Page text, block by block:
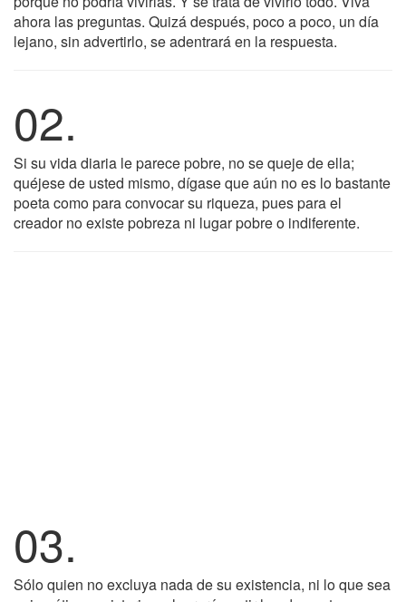
ahora las preguntas. Quizá después, poco a poco, un día
lejano, sin advertirlo, se adentrará en la respuesta.
02.
Si su vida diaria le parece pobre, no se queje de ella;
quéjese de usted mismo, dígase que aún no es lo bastante
poeta como para convocar su riqueza, pues para el
creador no existe pobreza ni lugar pobre o indiferente.
03.
Sólo quien no excluya nada de su existencia, ni lo que sea